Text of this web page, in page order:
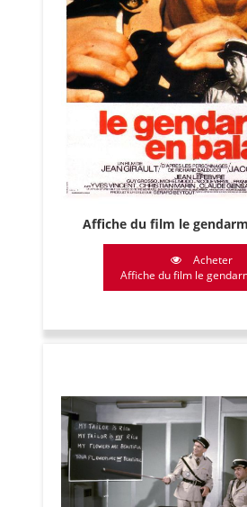
Affiche du film le
Acheter
Affiche du film le